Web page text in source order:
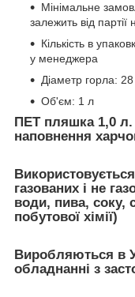
Мінімальне
залежить від партії
Кількість в
у менеджера
Діаметр горла:
Об'єм: 1 л
ПЕТ пляшка 1,0 л.
наповнення
газованих і не
води, пива, соку,
побутової хімії)
Виробляються в
обладнанні з